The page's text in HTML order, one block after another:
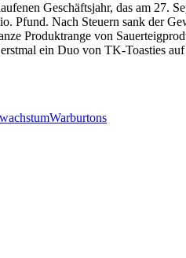
Geschäftsjahr, das am 27.
Pfund. Nach Steuern sank der
Produktrange von
ein Duo von TK-Toasties
Warburtons